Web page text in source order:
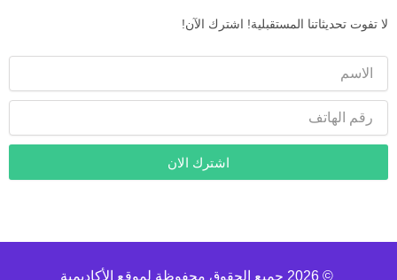
لا تفوت تحديثاتنا المستقبلية! اشترك الآن!
الاسم
الهاتف
اشترك الان
© 2026 جميع الحقوق محفوظة لموقع الأكاديمية